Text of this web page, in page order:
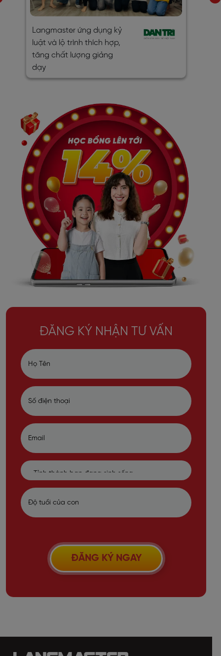
Langmaster ứng dụng kỷ
luật và lộ trình thích hợp,
tăng chất lượng giảng
dạy
ĐĂNG KÝ NHẬN TƯ VẤN
ĐĂNG KÝ NGAY